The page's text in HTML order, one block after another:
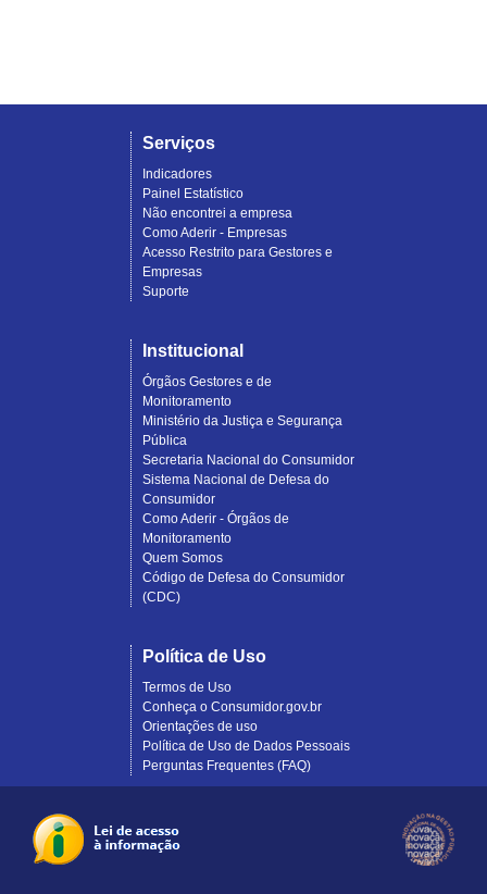
Serviços
Indicadores
Painel Estatístico
Não encontrei a empresa
Como Aderir - Empresas
Acesso Restrito para Gestores e
Empresas
Suporte
Institucional
Órgãos Gestores e de
Monitoramento
Ministério da Justiça e Segurança
Pública
Secretaria Nacional do Consumidor
Sistema Nacional de Defesa do
Consumidor
Como Aderir - Órgãos de
Monitoramento
Quem Somos
Código de Defesa do Consumidor
(CDC)
Política de Uso
Termos de Uso
Conheça o Consumidor.gov.br
Orientações de uso
Política de Uso de Dados Pessoais
Perguntas Frequentes (FAQ)